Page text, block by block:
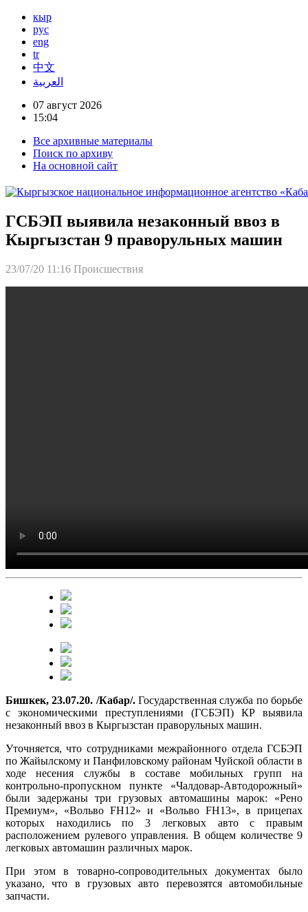
кыр
рус
eng
tr
中文
العربية
07 август 2026
15:04
Все архивные материалы
Поиск по архиву
На основной сайт
ГСБЭП выявила незаконный ввоз в
Кыргызстан 9 праворульных машин
23/07/20 11:16 Происшествия
Бишкек, 23.07.20. /Кабар/.Государственная служба по борьбе
с экономическими преступлениями (ГСБЭП) КР выявила
незаконный ввоз в Кыргызстан праворульных машин.
Уточняется, что сотрудниками межрайонного отдела ГСБЭП
по Жайылскому и Панфиловскому районам Чуйской области в
ходе несения службы в составе мобильных групп на
контрольно-пропускном пункте «Чалдовар-Автодорожный»
были задержаны три грузовых автомашины марок: «Рено
Премиум», «Вольво FH12» и «Вольво FH13», в прицепах
которых находились по 3 легковых авто с правым
расположением рулевого управления. В общем количестве 9
легковых автомашин различных марок.
При этом в товарно-сопроводительных документах было
указано, что в грузовых авто перевозятся автомобильные
запчасти.